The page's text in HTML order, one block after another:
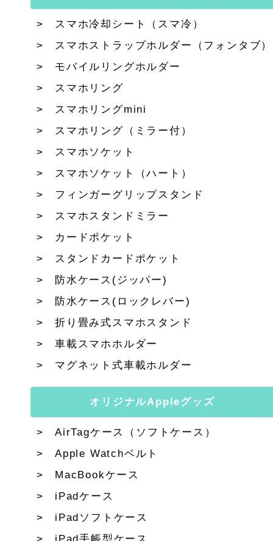
スマホ冷却シート（スマ冷）
スマホストラップホルダー（フォンタブ）
モバイルリングホルダー
スマホリング
スマホリングmini
スマホリング（ミラー付）
スマホソケット
スマホソケット（ハート）
フィンガーグリップスタンド
スマホスタンドミラー
カードポケット
スタンドカードポケット
防水ケース(ジッパー)
防水ケース(ロックレバー)
折り畳み式スマホスタンド
車載スマホホルダー
マグネット式車載ホルダー
オリジナルAppleグッズ
AirTagケース（ソフトケース）
Apple Watchベルト
MacBookケース
iPadケース
iPadソフトケース